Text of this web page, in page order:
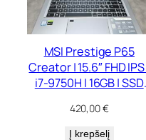
MSI Prestige P65
Creator | 15.6″ FHD IPS
i7-9750H | 16GB | SSD
Max-Q 6 GB
420,00€
Į krepšelį